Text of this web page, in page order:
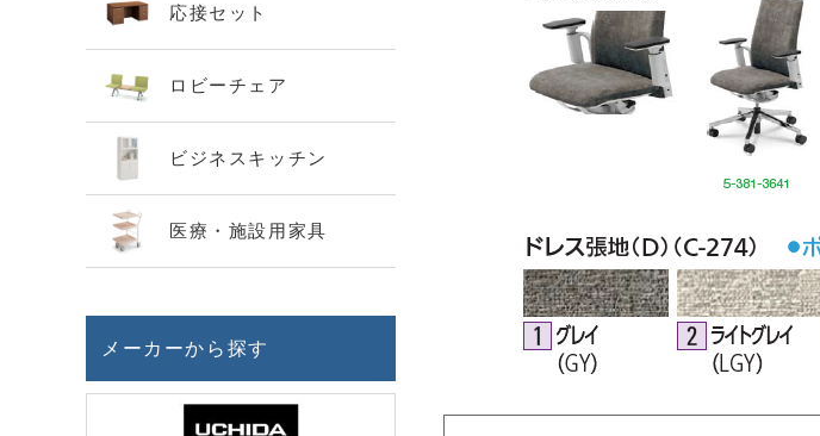
応接セット
ロビーチェア
ビジネスキッチン
医療・施設用家具
メーカーから探す